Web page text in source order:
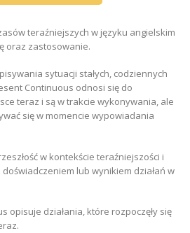
teraźniejszych w języku angielskim
oraz zastosowanie.
sytuacji stałych, codziennych
Continuous odnosi się do
teraz i są w trakcie wykonywania, ale
się w momencie wypowiadania
w kontekście teraźniejszości i
lub wynikiem działań w
opisuje działania, które rozpoczęły się